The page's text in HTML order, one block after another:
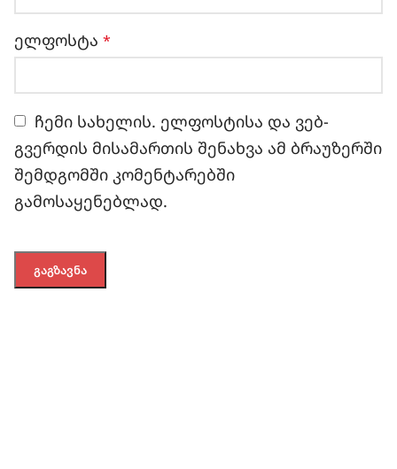
ელფოსტა *
ჩემი სახელის. ელფოსტისა და ვებ-
გვერდის მისამართის შენახვა ამ ბრაუზერში
შემდგომში კომენტარებში
გამოსაყენებლად.